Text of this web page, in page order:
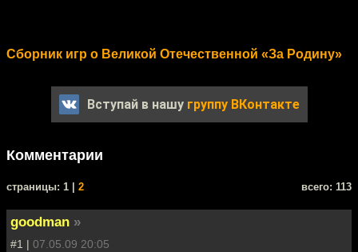
Сборник игр о Великой Отечественной «За Родину»
Вступай в нашу группу ВКонтакте
Комментарии
cтраницы: 1 | 2 всего: 113
goodman »
#1 | 07.05.09 20:05